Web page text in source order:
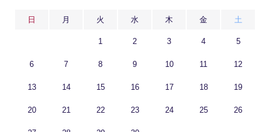
日 月 火 水 木 金 土
1 2 3 4 5
6 7 8 9 10 11 12
13 14 15 16 17 18 19
20 21 22 23 24 25 26